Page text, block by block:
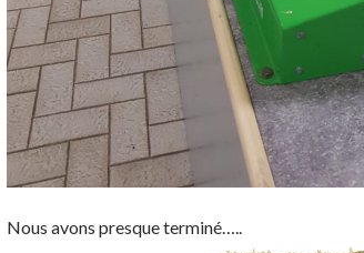
Nous avons presque terminé…..